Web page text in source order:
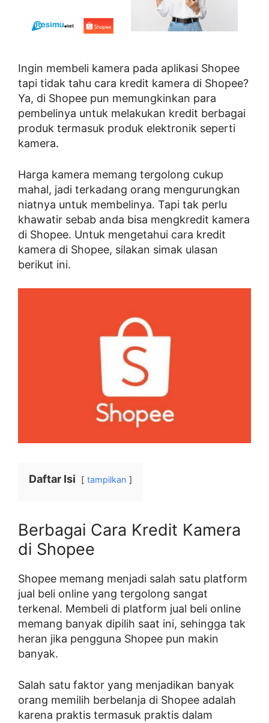
Ingin membeli kamera pada aplikasi Shopee
tapi tidak tahu cara kredit kamera di Shopee?
Ya, di Shopee pun memungkinkan para
pembelinya untuk melakukan kredit berbagai
produk termasuk produk elektronik seperti
kamera.
Harga kamera memang tergolong cukup
mahal, jadi terkadang orang mengurungkan
niatnya untuk membelinya. Tapi tak perlu
khawatir sebab anda bisa mengkredit kamera
di Shopee. Untuk mengetahui cara kredit
kamera di Shopee, silakan simak ulasan
berikut ini.
Daftar Isi tampilkan
Berbagai Cara Kredit Kamera
di Shopee
Shopee memang menjadi salah satu platform
jual beli online yang tergolong sangat
terkenal. Membeli di platform jual beli online
memang banyak dipilih saat ini, sehingga tak
heran jika pengguna Shopee pun makin
banyak.
Salah satu faktor yang menjadikan banyak
orang memilih berbelanja di Shopee adalah
karena praktis termasuk praktis dalam